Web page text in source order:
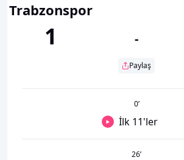
Trabzonspor
1 -
Paylaş
0’
İlk 11'ler
26’